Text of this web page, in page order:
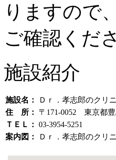
りますので
ご確認くだ
施設紹介
施設名：
Ｄｒ．孝志郎のクリ
住 所：
〒171-0052 東京都
ＴＥＬ： 03-3954-5251
案内図：
Ｄｒ．孝志郎のクリ